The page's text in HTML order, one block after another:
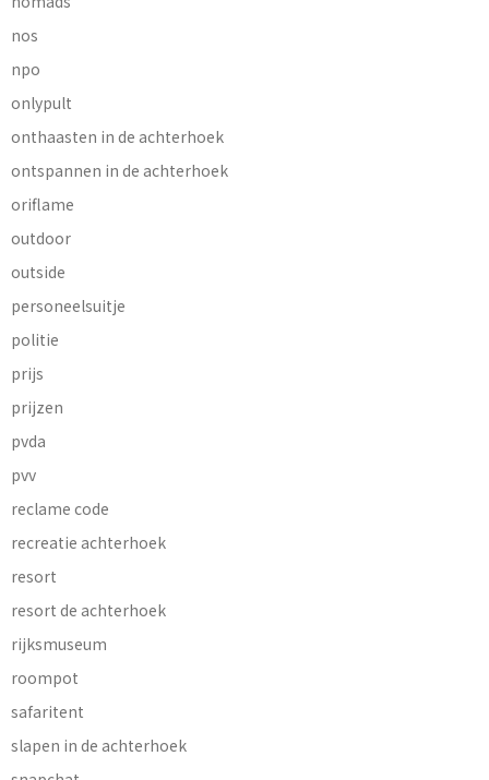
nos
npo
onlypult
onthaasten in de achterhoek
ontspannen in de achterhoek
oriflame
outdoor
outside
personeelsuitje
politie
prijs
prijzen
pvda
pvv
reclame code
recreatie achterhoek
resort
resort de achterhoek
rijksmuseum
roompot
safaritent
slapen in de achterhoek